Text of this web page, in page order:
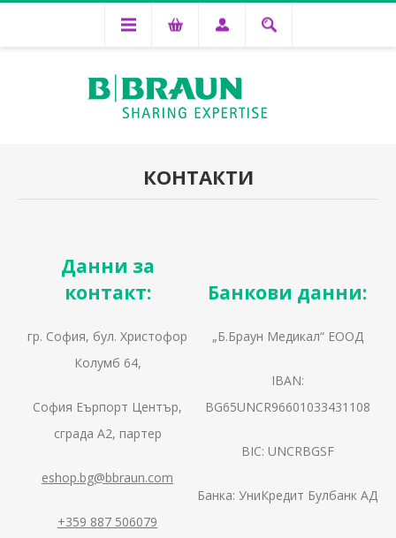
КОНТАКТИ
Данни за
контакт:
гр. София, бул. Христофор
Колумб 64,
София Еърпорт Център,
сграда А2, партер
eshop.bg@bbraun.com
+359 887 506079
Банкови данни:
„Б.Браун Медикал“ ЕООД
IBAN:
BG65UNCR96601033431108
BIC: UNCRBGSF
Банка: УниКредит Булбанк АД